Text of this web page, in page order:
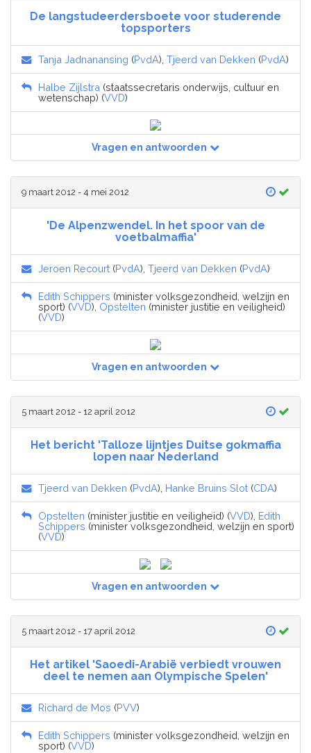
De langstudeerdersboete voor studerende
topsporters
Tanja Jadnanansing (PvdA), Tjeerd van Dekken (PvdA)
Halbe Zijlstra (staatssecretaris onderwijs, cultuur en
wetenschap) (VVD)
Vragen en antwoorden
9 maart 2012 - 4 mei 2012
'De Alpenzwendel. In het spoor van de
voetbalmaffia'
Jeroen Recourt (PvdA), Tjeerd van Dekken (PvdA)
Edith Schippers (minister volksgezondheid, welzijn en
sport) (VVD), Opstelten (minister justitie en veiligheid)
(VVD)
Vragen en antwoorden
5 maart 2012 - 12 april 2012
Het bericht 'Talloze lijntjes Duitse gokmaffia
lopen naar Nederland
Tjeerd van Dekken (PvdA), Hanke Bruins Slot (CDA)
Opstelten (minister justitie en veiligheid) (VVD), Edith
Schippers (minister volksgezondheid, welzijn en sport)
(VVD)
Vragen en antwoorden
5 maart 2012 - 17 april 2012
Het artikel 'Saoedi-Arabië verbiedt vrouwen
deel te nemen aan Olympische Spelen'
Richard de Mos (PVV)
Edith Schippers (minister volksgezondheid, welzijn en
sport) (VVD)